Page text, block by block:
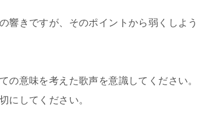
響きですが、そのポイントから弱くしよう
の意味を考えた歌声を意識してください。
にしてください。